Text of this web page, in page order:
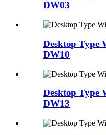
DW03
Desktop Type
DW10
Desktop Type
DW13